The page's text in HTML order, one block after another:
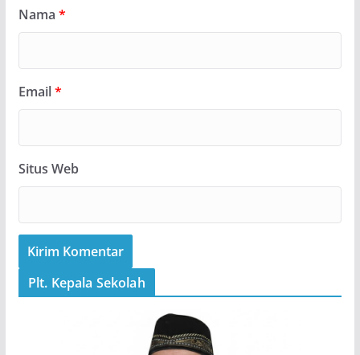
Nama *
Email*
Situs Web
Plt. Kepala Sekolah